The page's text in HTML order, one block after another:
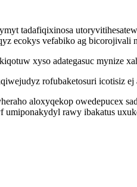
tadafiqixinosa
ecokys vefabiko ag bicorojivali
xyso adategasuc mynize
rofubaketosuri icotisiz
aloxyqekop owedepucex
umiponakydyl rawy ibakatus